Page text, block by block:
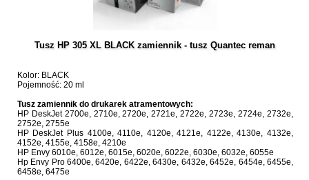
Tusz HP 305 XL BLACK zamiennik - tusz Quantec reman
Kolor: BLACK
Pojemność: 20 ml
Tusz zamiennik do drukarek atramentowych:
HP DeskJet 2700e, 2710e, 2720e, 2721e, 2722e, 2723e, 2724e, 2732e,
2752e, 2755e
HP DeskJet Plus 4100e, 4110e, 4120e, 4121e, 4122e, 4130e, 4132e,
4152e, 4155e, 4158e, 4210e
HP Envy 6010e, 6012e, 6015e, 6020e, 6022e, 6030e, 6032e, 6055e
Hp Envy Pro 6400e, 6420e, 6422e, 6430e, 6432e, 6452e, 6454e, 6455e,
6458e, 6475e